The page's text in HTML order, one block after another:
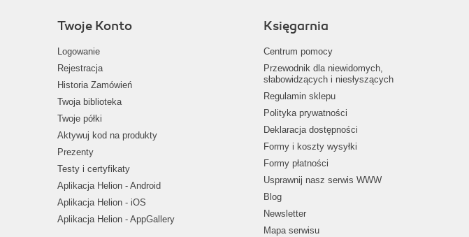
Twoje Konto
Logowanie
Rejestracja
Historia Zamówień
Twoja biblioteka
Twoje półki
Aktywuj kod na produkty
Prezenty
Testy i certyfikaty
Aplikacja Helion - Android
Aplikacja Helion - iOS
Aplikacja Helion - AppGallery
Księgarnia
Centrum pomocy
Przewodnik dla niewidomych,
słabowidzących i niesłyszących
Regulamin sklepu
Polityka prywatności
Deklaracja dostępności
Formy i koszty wysyłki
Formy płatności
Usprawnij nasz serwis WWW
Blog
Newsletter
Mapa serwisu